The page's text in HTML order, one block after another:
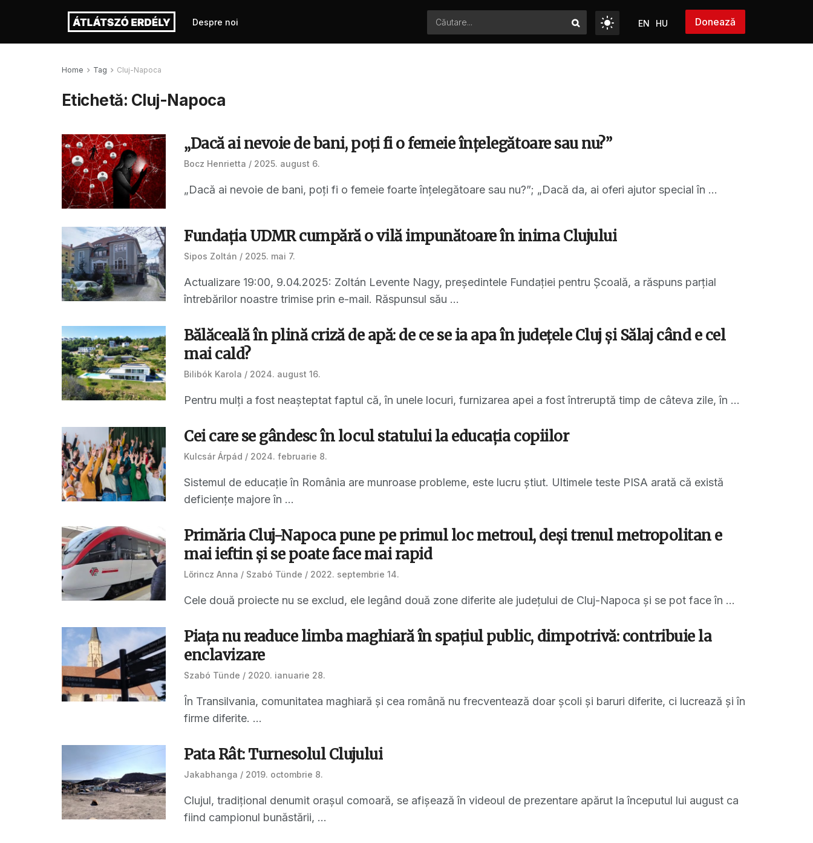
Despre noi EN HU Donează
Home Tag Cluj-Napoca
Etichetă: Cluj-Napoca
„Dacă ai nevoie de bani, poți fi o femeie înțelegătoare sau nu?”
Bocz Henrietta 2025. august 6.
„Dacă ai nevoie de bani, poți fi o femeie foarte înțelegătoare sau nu?”; „Dacă da, ai oferi ajutor special în ...
Fundația UDMR cumpără o vilă impunătoare în inima Clujului
Sipos Zoltán 2025. mai 7.
Actualizare 19:00, 9.04.2025: Zoltán Levente Nagy, președintele Fundației pentru Școală, a răspuns parțial
întrebărilor noastre trimise prin e-mail. Răspunsul său ...
Bălăceală în plină criză de apă: de ce se ia apa în județele Cluj și Sălaj când e cel
mai cald?
Bilibók Karola 2024. august 16.
Pentru mulți a fost neașteptat faptul că, în unele locuri, furnizarea apei a fost întreruptă timp de câteva zile, în ...
Cei care se gândesc în locul statului la educația copiilor
Kulcsár Árpád 2024. februarie 8.
Sistemul de educație în România are munroase probleme, este lucru știut. Ultimele teste PISA arată că există
deficiențe majore în ...
Primăria Cluj-Napoca pune pe primul loc metroul, deși trenul metropolitan e
mai ieftin și se poate face mai rapid
Lőrincz Anna Szabó Tünde 2022. septembrie 14.
Cele două proiecte nu se exclud, ele legând două zone diferite ale județului de Cluj-Napoca și se pot face în ...
Piața nu readuce limba maghiară în spațiul public, dimpotrivă: contribuie la
enclavizare
Szabó Tünde 2020. ianuarie 28.
În Transilvania, comunitatea maghiară și cea română nu frecventează doar școli și baruri diferite, ci lucrează și în
firme diferite. ...
Pata Rât: Turnesolul Clujului
Jakabhanga 2019. octombrie 8.
Clujul, tradițional denumit orașul comoară, se afișează în videoul de prezentare apărut la începutul lui august ca
fiind campionul bunăstării, ...